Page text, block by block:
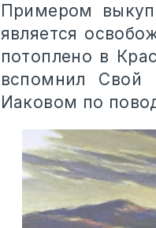
Примером
является
потоплено в
вспомнил Свой
Иаковом по